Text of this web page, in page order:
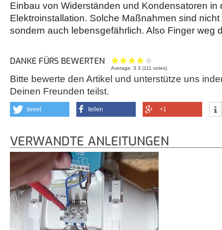
Einbau von Widerständen und Kondensatoren in
Elektroinstallation. Solche Maßnahmen sind
sondern auch lebensgefährlich. Also Finger weg
DANKE FÜRS BEWERTEN
Average:3.3 (111 votes)
Bitte bewerte den Artikel und unterstütze uns
Deinen Freunden teilst.
tweet teilen +1
VERWANDTE ANLEITUNGEN